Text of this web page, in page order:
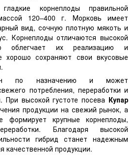
корнеплоды правильной
120–400 г. Морковь имеет
вид, сочную плотную мякоть и
Корнеплоды отличаются высокой
облегчает их реализацию и
хорошо сохраняют свои вкусовые
по назначению и может
потребления, переработки и
При высокой густоте посева Купар
продукции на свежий рынок, а
формирует крупные корнеплоды,
Благодаря высокой
гибрид станет надежным
качественной продукции.